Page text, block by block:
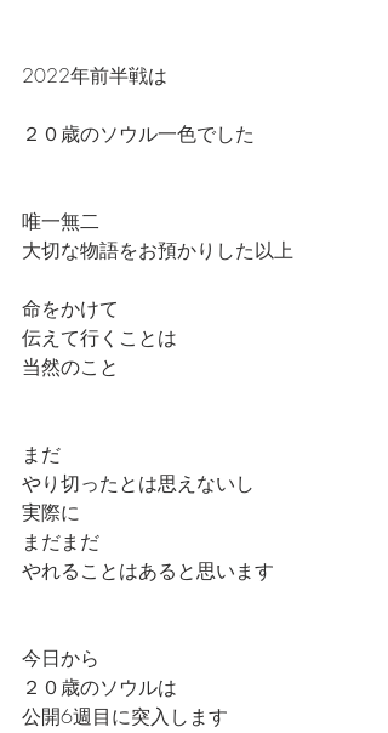
2022年前半戦は
２０歳のソウル一色でした
唯一無二
大切な物語をお預かりした以上
命をかけて
伝えて行くことは
当然のこと
まだ
やり切ったとは思えないし
実際に
まだまだ
やれることはあると思います
今日から
２０歳のソウルは
公開6週目に突入します